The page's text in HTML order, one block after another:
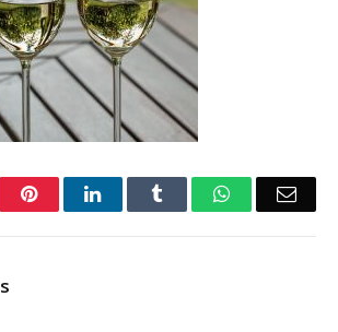
PinterestLinkedIn Tumblr WhatsApp